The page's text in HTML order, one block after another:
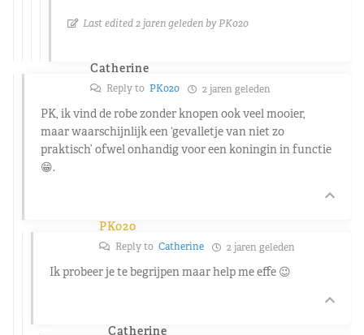
Last edited 2 jaren geleden by PK020
Catherine
Reply to PK020 2 jaren geleden
PK, ik vind de robe zonder knopen ook veel mooier,
maar waarschijnlijk een ‘gevalletje van niet zo
praktisch’ ofwel onhandig voor een koningin in functie
😁.
PK020
Reply to Catherine 2 jaren geleden
Ik probeer je te begrijpen maar help me effe 😉
Catherine